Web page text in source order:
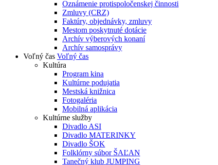
Oznámenie protispoločenskej činnosti
Zmluvy (CRZ)
Faktúry, objednávky, zmluvy
Mestom poskytnuté dotácie
Archív výberových konaní
Archív samosprávy
Voľný čas Voľný čas
Kultúra
Program kina
Kultúrne podujatia
Mestská knižnica
Fotogaléria
Mobilná aplikácia
Kultúrne služby
Divadlo ASI
Divadlo MATERINKY
Divadlo ŠOK
Folklórny súbor ŠAĽAN
Tanečný klub JUMPING